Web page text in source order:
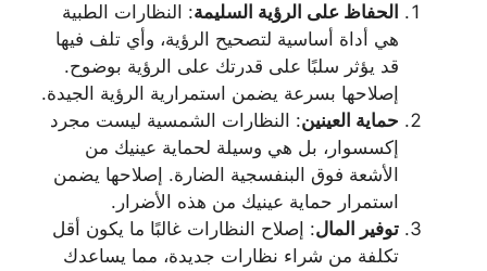
الحفاظ على الرؤية السليمة: النظارات الطبية
هي أداة أساسية لتصحيح الرؤية، وأي تلف فيها
قد يؤثر سلبًا على قدرتك على الرؤية بوضوح.
إصلاحها بسرعة يضمن استمرارية الرؤية الجيدة.
حماية العينين: النظارات الشمسية ليست مجرد
إكسسوار، بل هي وسيلة لحماية عينيك من
الأشعة فوق البنفسجية الضارة. إصلاحها يضمن
استمرار حماية عينيك من هذه الأضرار.
توفير المال: إصلاح النظارات غالبًا ما يكون أقل
تكلفة من شراء نظارات جديدة، مما يساعدك